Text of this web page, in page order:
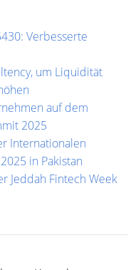
Verbesserte
um Liquidität
auf dem
2025
Internationalen
in Pakistan
Jeddah Fintech Week